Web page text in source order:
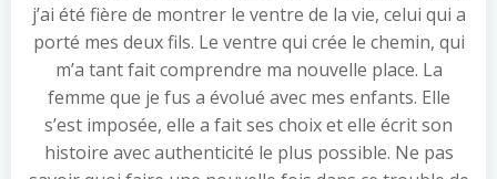
j’ai été fière de montrer le ventre de la vie, celui qui a
porté mes deux fils. Le ventre qui crée le chemin, qui
m’a tant fait comprendre ma nouvelle place. La
femme que je fus a évolué avec mes enfants. Elle
s’est imposée, elle a fait ses choix et elle écrit son
histoire avec authenticité le plus possible. Ne pas